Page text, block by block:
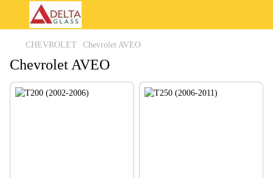
CHEVROLET Chevrolet AVEO
Chevrolet AVEO